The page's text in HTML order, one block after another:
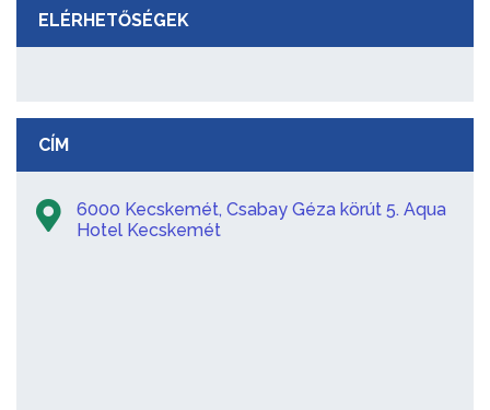
ELÉRHETŐSÉGEK
CÍM
6000 Kecskemét, Csabay Géza körút 5. Aqua
Hotel Kecskemét